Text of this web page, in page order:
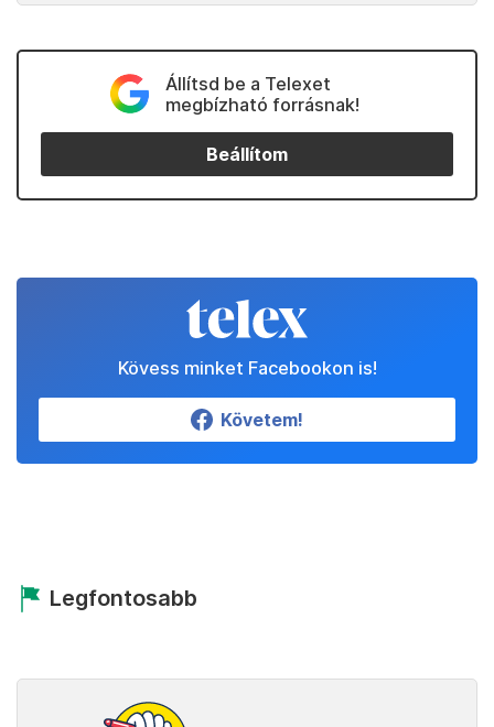
Állítsd be a Telexet
megbízható forrásnak!
Beállítom
Kövess minket Facebookon is!
Követem!
Legfontosabb